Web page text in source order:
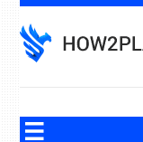
to
content